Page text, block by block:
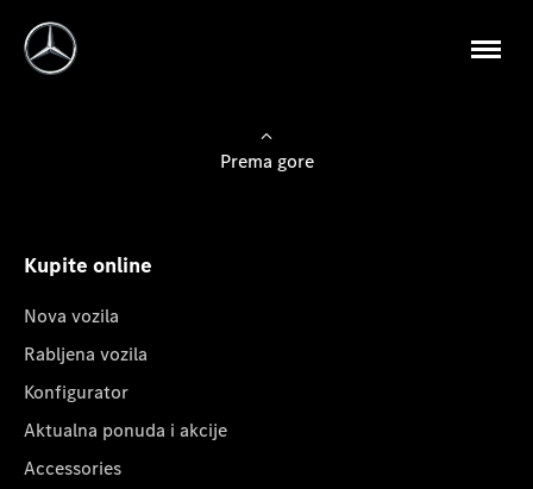
Prema gore
Kupite online
Nova vozila
Rabljena vozila
Konfigurator
Aktualna ponuda i akcije
Accessories